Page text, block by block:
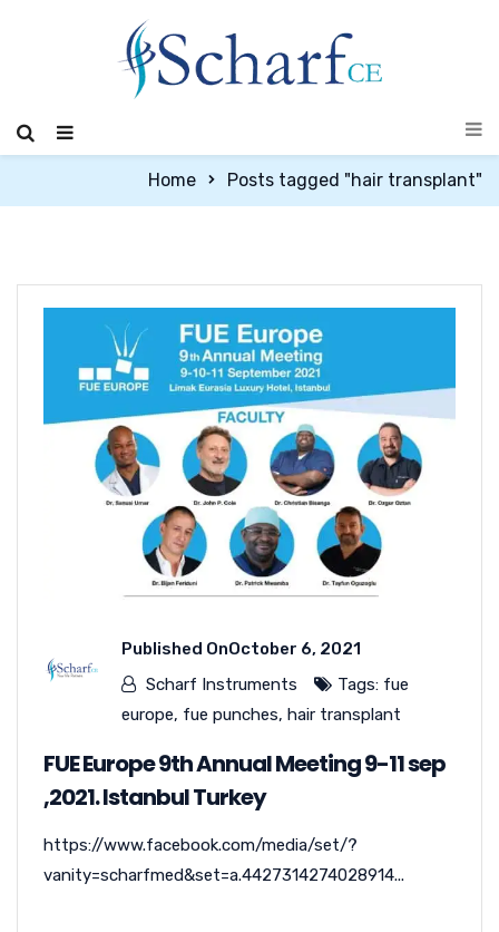
Home Posts tagged "hair transplant"
Published OnOctober 6, 2021
Scharf Instruments
Tags: fue
europe, fue punches, hair transplant
FUE Europe 9th Annual Meeting 9-11 sep
,2021. Istanbul Turkey
https://www.facebook.com/media/set/?
vanity=scharfmed&set=a.4427314274028914...